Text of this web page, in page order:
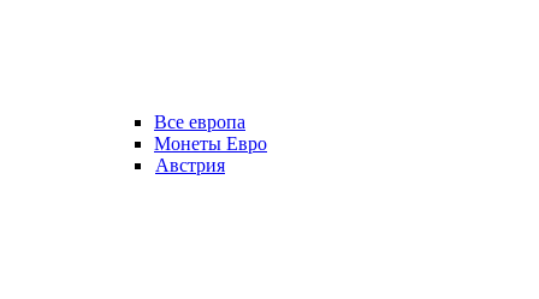
Все европа
Монеты Евро
Австрия